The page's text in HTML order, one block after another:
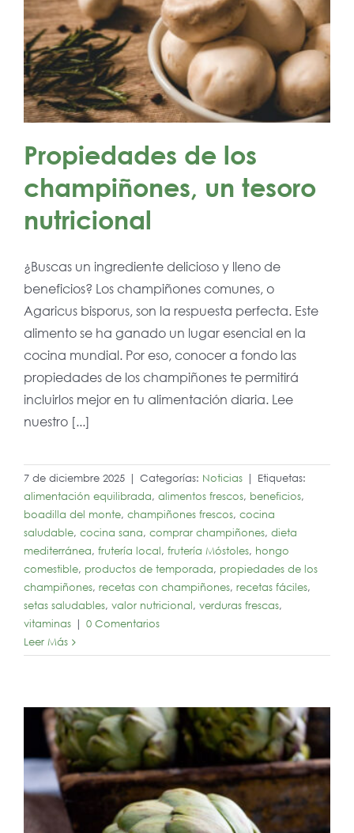
Propiedades de los
champiñones, un tesoro
nutricional
¿Buscas un ingrediente delicioso y lleno de
beneficios? Los champiñones comunes, o
Agaricus bisporus, son la respuesta perfecta. Este
alimento se ha ganado un lugar esencial en la
cocina mundial. Por eso, conocer a fondo las
propiedades de los champiñones te permitirá
incluirlos mejor en tu alimentación diaria. Lee
nuestro [...]
7 de diciembre 2025 | Categorías: Noticias | Etiquetas:
alimentación equilibrada, alimentos frescos, beneficios,
boadilla del monte, champiñones frescos, cocina
saludable, cocina sana, comprar champiñones, dieta
mediterránea, frutería local, frutería Móstoles, hongo
comestible, productos de temporada, propiedades de los
champiñones, recetas con champiñones, recetas fáciles,
setas saludables, valor nutricional, verduras frescas,
vitaminas | 0 Comentarios
Leer Más